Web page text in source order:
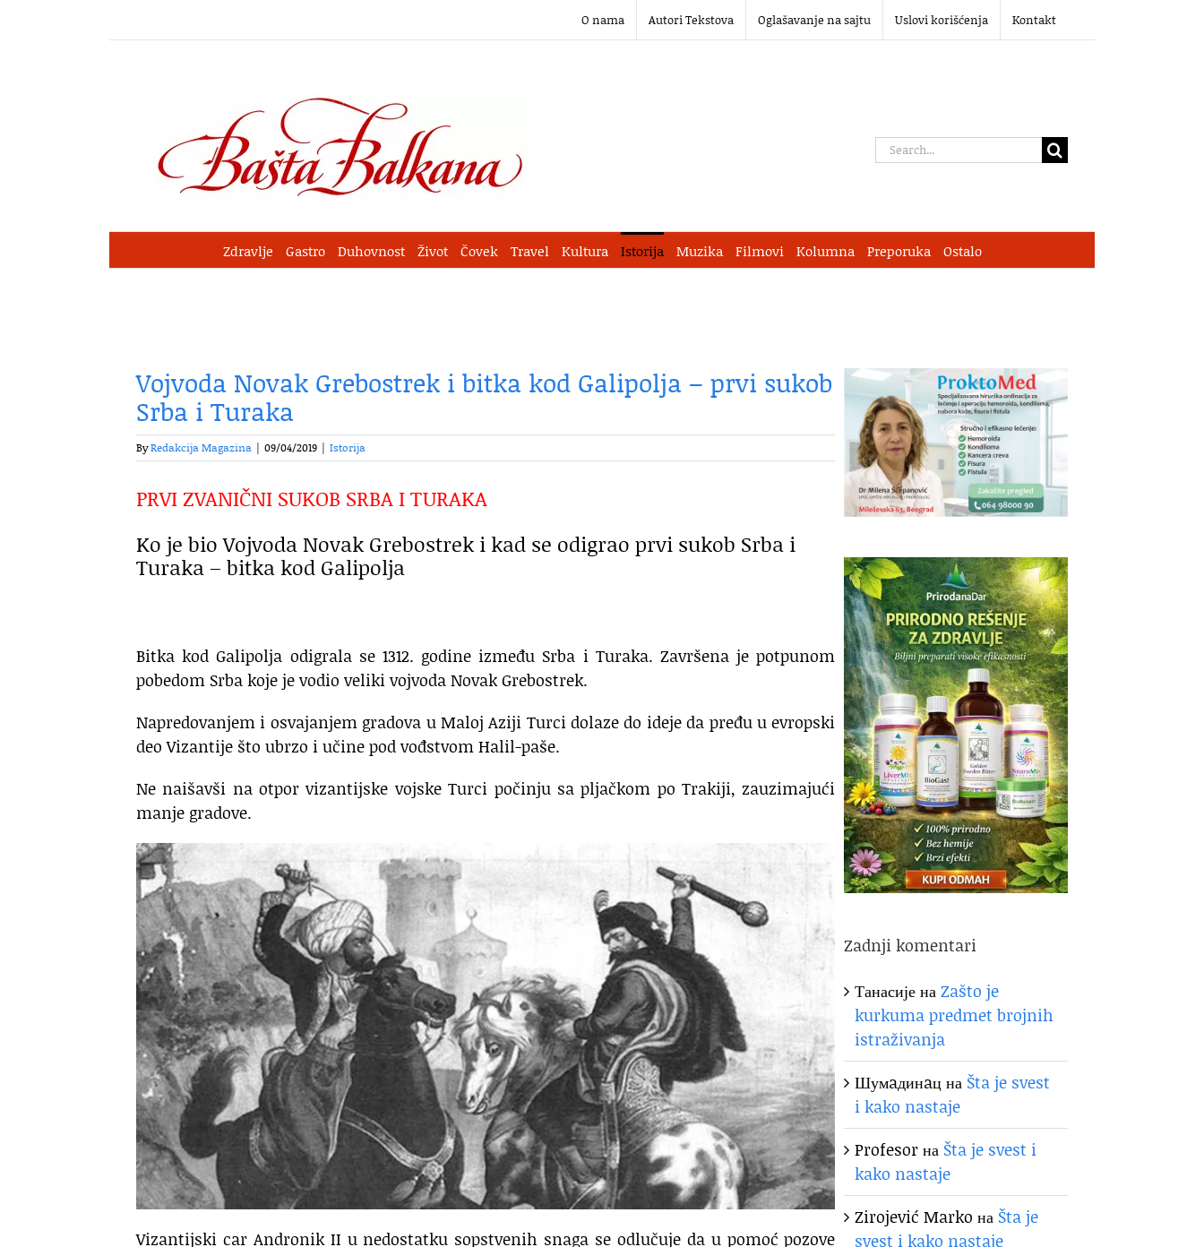
O nama Autori Tekstova Oglašavanje na sajtu Uslovi korišćenja Kontakt
Search
Zdravlje Gastro Duhovnost Život Čovek Travel Kultura Istorija Muzika Filmovi Kolumna Preporuka Ostalo
Vojvoda Novak Grebostrek i bitka kod Galipolja – prvi sukob
Srba i Turaka
ByRedakcija Magazina | 09/04/2019 | Istorija
PRVI ZVANIČNI SUKOB SRBA I TURAKA
Ko je bio Vojvoda Novak Grebostrek i kad se odigrao prvi sukob Srba i
Turaka – bitka kod Galipolja
Bitka kod Galipolja odigrala se 1312. godine između Srba i Turaka. Završena je potpunom
pobedom Srba koje je vodio veliki vojvoda Novak Grebostrek.
Napredovanjem i osvajanjem gradova u Maloj Aziji Turci dolaze do ideje da pređu u evropski
deo Vizantije što ubrzo i učine pod vođstvom Halil-paše.
Ne naišavši na otpor vizantijske vojske Turci počinju sa pljačkom po Trakiji, zauzimajući
manje gradove.
Vizantijski car Andronik II u nedostatku sopstvenih snaga se odlučuje da u pomoć pozove
Zadnji komentari
ТанасијенаZašto je
kurkuma predmet brojnih
istraživanja
Шумaдинaцна Šta je svest
i kako nastaje
Profesorна Šta je svest i
kako nastaje
Zirojević Marko на Šta je
svest i kako nastaje